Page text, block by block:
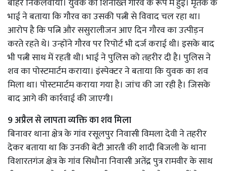
भाई ने बताया कि गौरव का उसकी पत्नी से विवाद चल रहा था।
आरोप है कि पत्नि और ससुरालीजन आए दिन गौरव का उत्पीड़न
करते रहते थे। उन्होंने गौरव पर रिपोर्ट भी दर्ज कराई थी। इसके बाद
भी पत्नी साथ में रहती थी। भाई ने पुलिस को तहरीर दी है। पुलिस ने
शव का पोस्टमार्टम कराया। इंस्पेक्टर ने बताया कि युवक का शव
मिला था। पोस्टमार्टम कराया गया है। जांच की जा रही है। जिसके
बाद आगे की कार्रवाई की जाएगी।
9 अप्रैल से लापता व्यक्ति का शव मिला
बिनावर थाना क्षेत्र के गांव रसूलपुर निवासी विमला देवी ने तहरीर
देकर बताया था कि उनकी बेटी आरती की शादी बिजली के थाना
विशारतगंज क्षेत्र के गांव सिधौना निवासी अतेंद्र पुत्र रामवीर के साथ